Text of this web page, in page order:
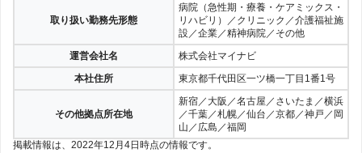
取り扱い勤務先形態
病院（急性期・療養・ケアミックス・
リハビリ）／クリニック／介護福祉施
設／企業／精神病院／その他
運営会社名
株式会社マイナビ
本社住所
東京都千代田区一ツ橋一丁目1番1号
その他拠点所在地
新宿／大阪／名古屋／さいたま／横浜
／千葉／札幌／仙台／京都／神戸／岡
山／広島／福岡
掲載情報は、2022年12月4日時点の情報です。